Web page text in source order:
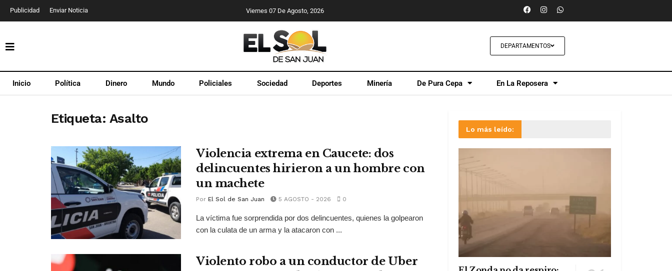
Publicidad Enviar Noticia Viernes 07 De Agosto, 2026
DEPARTAMENTOS
Inicio Política Dinero Mundo Policiales Sociedad Deportes Minería De Pura Cepa En La Reposera
Etiqueta: Asalto
Violencia extrema en Caucete: dos
delincuentes hirieron a un hombre con
un machete
Por El Sol de San Juan 5 AGOSTO - 2026 0
La víctima fue sorprendida por dos delincuentes, quienes la golpearon
con la culata de un arma y la atacaron con ...
Violento robo a un conductor de Uber
Lo más leído: